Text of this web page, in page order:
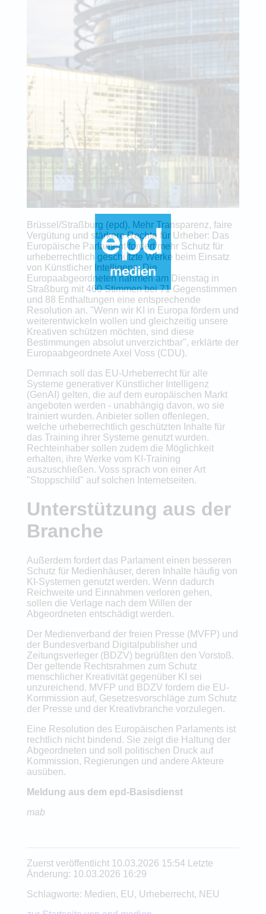
Brüssel/Straßburg (epd). Mehr Transparenz, faire
Vergütung und stärkere Rechte für Urheber: Das
Europäische Parlament fordert mehr Schutz für
urheberrechtlich geschützte Werke beim Einsatz
von Künstlicher Intelligenz. Die
Europaabgeordneten nahmen am Dienstag in
Straßburg mit 460 Stimmen bei 71 Gegenstimmen
und 88 Enthaltungen eine entsprechende
Resolution an. "Wenn wir KI in Europa fördern und
weiterentwickeln wollen und gleichzeitig unsere
Kreativen schützen möchten, sind diese
Bestimmungen absolut unverzichtbar", erklärte der
Europaabgeordnete Axel Voss (CDU).
Demnach soll das EU-Urheberrecht für alle
Systeme generativer Künstlicher Intelligenz
(GenAI) gelten, die auf dem europäischen Markt
angeboten werden - unabhängig davon, wo sie
trainiert wurden. Anbieter sollen offenlegen,
welche urheberrechtlich geschützten Inhalte für
das Training ihrer Systeme genutzt wurden.
Rechteinhaber sollen zudem die Möglichkeit
erhalten, ihre Werke vom KI-Training
auszuschließen. Voss sprach von einer Art
"Stoppschild" auf solchen Internetseiten.
Unterstützung aus der
Branche
Außerdem fordert das Parlament einen besseren
Schutz für Medienhäuser, deren Inhalte häufig von
KI-Systemen genutzt werden. Wenn dadurch
Reichweite und Einnahmen verloren gehen,
sollen die Verlage nach dem Willen der
Abgeordneten entschädigt werden.
Der Medienverband der freien Presse (MVFP) und
der Bundesverband Digitalpublisher und
Zeitungsverleger (BDZV) begrüßten den Vorstoß.
Der geltende Rechtsrahmen zum Schutz
menschlicher Kreativität gegenüber KI sei
unzureichend. MVFP und BDZV fordern die EU-
Kommission auf, Gesetzesvorschläge zum Schutz
der Presse und der Kreativbranche vorzulegen.
Eine Resolution des Europäischen Parlaments ist
rechtlich nicht bindend. Sie zeigt die Haltung der
Abgeordneten und soll politischen Druck auf
Kommission, Regierungen und andere Akteure
ausüben.
Meldung aus dem epd-Basisdienst
mab
Zuerst veröffentlicht 10.03.2026 15:54 Letzte
Änderung: 10.03.2026 16:29
Schlagworte: Medien, EU, Urheberrecht, NEU